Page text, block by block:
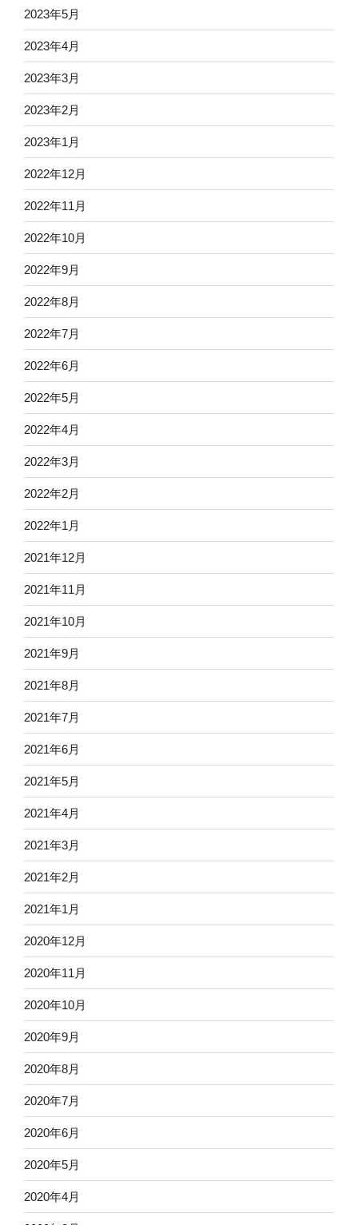
2023年5月
2023年4月
2023年3月
2023年2月
2023年1月
2022年12月
2022年11月
2022年10月
2022年9月
2022年8月
2022年7月
2022年6月
2022年5月
2022年4月
2022年3月
2022年2月
2022年1月
2021年12月
2021年11月
2021年10月
2021年9月
2021年8月
2021年7月
2021年6月
2021年5月
2021年4月
2021年3月
2021年2月
2021年1月
2020年12月
2020年11月
2020年10月
2020年9月
2020年8月
2020年7月
2020年6月
2020年5月
2020年4月